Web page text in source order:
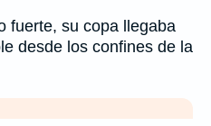
fuerte, su copa llegaba
desde los confines de la